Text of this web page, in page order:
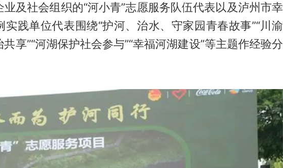
及社会组织的“河小青”志愿服务队伍代表以及泸州市幸
实践单位代表围绕“护河、治水、守家园青春故事”“川渝
享”“河湖保护社会参与”“幸福河湖建设”等主题作经验分